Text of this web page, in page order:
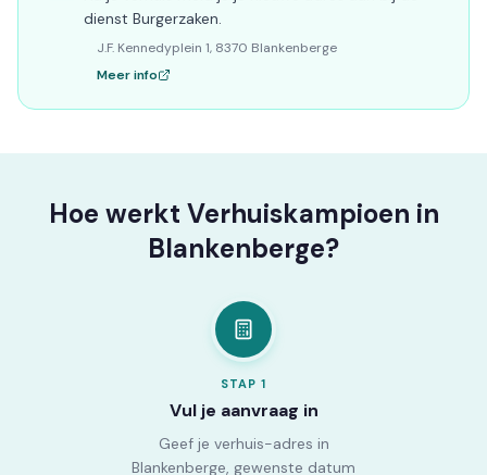
dienst Burgerzaken.
J.F. Kennedyplein 1, 8370 Blankenberge
Meer info
Hoe werkt Verhuiskampioen in
Blankenberge?
STAP1
Vul je aanvraag in
Geef je verhuis-adres in
Blankenberge, gewenste datum